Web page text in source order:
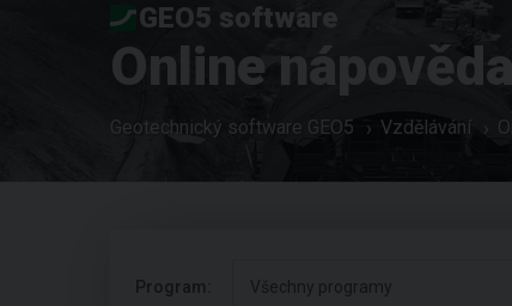
GEO5 software
Online nápověda
Geotechnický software GEO5 Vzdělávání
Program: Všechny programy